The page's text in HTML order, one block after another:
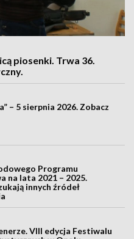
piosenki. Trwa 36.
– 5 sierpnia 2026. Zobacz
Programu
na lata 2021 – 2025.
innych źródeł
VIII edycja Festiwalu